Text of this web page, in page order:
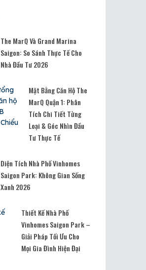
The MarQ Và Grand Marina
Saigon: So Sánh Thực Tế Cho
Nhà Đầu Tư 2026
Mặt Bằng Căn Hộ The
MarQ Quận 1: Phân
Tích Chi Tiết Từng
Loại & Góc Nhìn Đầu
Tư Thực Tế
Diện Tích Nhà Phố Vinhomes
Saigon Park: Không Gian Sống
Xanh 2026
Thiết Kế Nhà Phố
Vinhomes Saigon Park –
Giải Pháp Tối Ưu Cho
Mọi Gia Đình Hiện Đại